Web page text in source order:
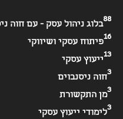
בלוג ניהול עסק - עם חוה
88
פיתוח עסקי ושיווקי
16
ייעוץ עסקי
13
חוה ניסנבוים
3
מן התקשורת
3
לימודי ייעוץ עסקי
3